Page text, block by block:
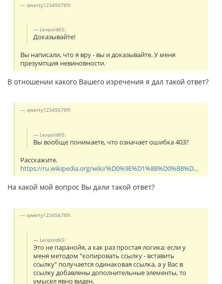
qwerty123456789:
Leopold65:
Доказывайте!
Вы написали, что я вру - вы и доказывайте. У меня
презумпция невиновности.
В отношении какого Вашего изречения я дал такой ответ?
qwerty123456789:
Leopold65:
Вы вообще понимаете, что означает ошибка 403?
Расскажите.
https://ru.wikipedia.org/wiki/%D0%9E%D1%88%D0%B8%D...
На какой мой вопрос Вы дали такой ответ?
qwerty123456789:
Leopold65:
Это не паранойя, а как раз простая логика: если у
меня методом "копировать ссылку - вставить
ссылку" получается одинаковая ссылка, а у Вас в
ссылку добавлены дополнительные элементы, то
умысел явно виден.